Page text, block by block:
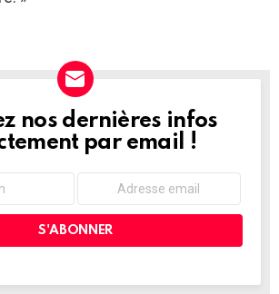
nos dernières infos
par email !